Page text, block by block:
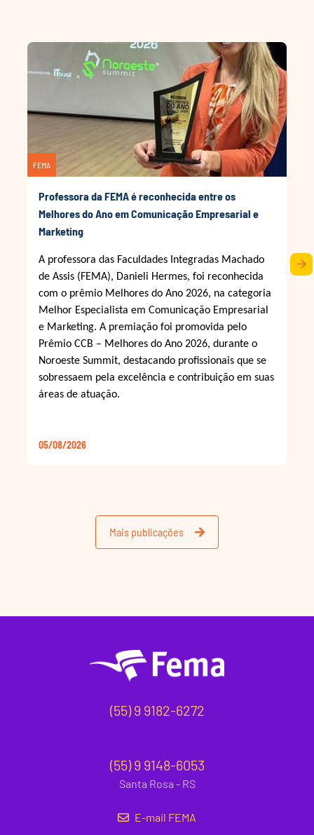
FEMA
Professora da FEMA é reconhecida entre os
Melhores do Ano em Comunicação Empresarial e
Marketing
A professora das Faculdades Integradas Machado
de Assis (FEMA), Danieli Hermes, foi reconhecida
com o prêmio Melhores do Ano 2026, na categoria
Melhor Especialista em Comunicação Empresarial
e Marketing. A premiação foi promovida pelo
Prêmio CCB – Melhores do Ano 2026, durante o
Noroeste Summit, destacando profissionais que se
sobressaem pela excelência e contribuição em suas
áreas de atuação.
05/08/2026
arrow_forward
Mais publicações
(55) 9 9182-6272
(55) 9 9148-6053
Santa Rosa - RS
E-mail FEMA